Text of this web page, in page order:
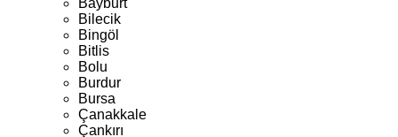
Bayburt
Bilecik
Bingöl
Bitlis
Bolu
Burdur
Bursa
Çanakkale
Çankırı